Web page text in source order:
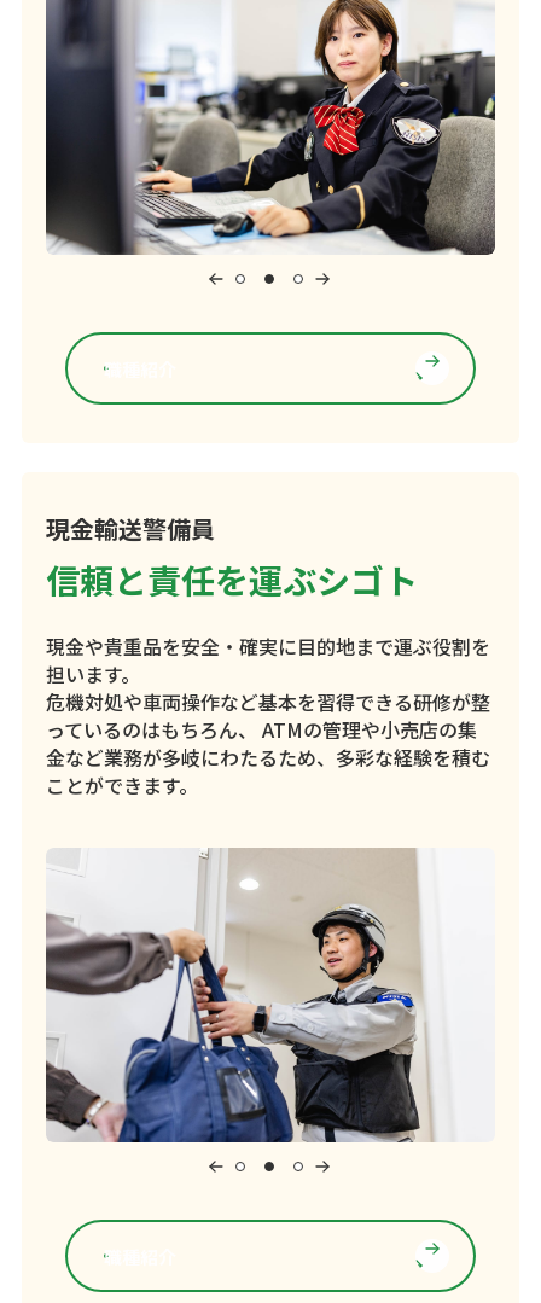
職種紹介
現金輸送警備員
信頼と責任を運ぶシゴト
現金や貴重品を安全・確実に目的地まで運ぶ役割を
担います。
危機対処や車両操作など基本を習得できる研修が整
っているのはもちろん、 ATMの管理や小売店の集
金など業務が多岐にわたるため、多彩な経験を積む
ことができます。
職種紹介